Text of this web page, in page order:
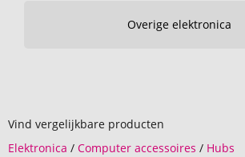
Overige elektronica
Vind vergelijkbare producten
Elektronica / Computer accessoires / Hubs